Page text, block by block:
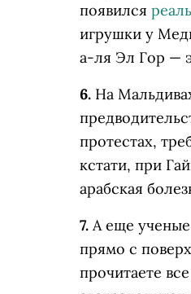
появился
игрушки у
а-ля Эл Гор —
6. На
протестах,
кстати, при
арабская
7. А еще
прямо с
прочитаете